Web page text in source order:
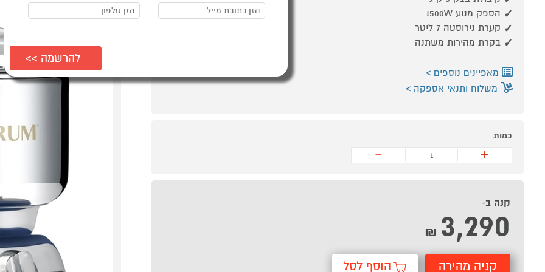
וקונדיטוריה
מתנה!
מתנה!
הספק מנוע 1500W
קערת נירוסטה 7 ליטר
בקרת מהירות משתנה
מאפיינים נוספים
משלוח ותנאי אספקה
כמות
+
-
קנה ב-
3,290
₪
קניה מהירה הוסף לסל